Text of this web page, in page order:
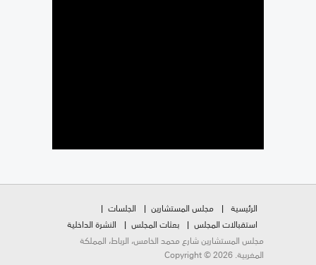
الرئيسية مجلس المستشارين
الجلسات
استقبالات المجلس
بعثات المجلس
النشرة الداخلية
مجلس المستشارين شارع محمد الخامس، الرباط، المملكة
المغربية. Copyright © 2026